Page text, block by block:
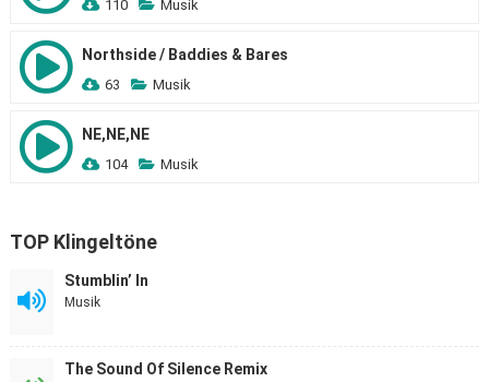
110 Musik
Northside / Baddies & Bares
63 Musik
NE,NE,NE
104 Musik
TOP Klingeltöne
Stumblin’ In
Musik
The Sound Of Silence Remix